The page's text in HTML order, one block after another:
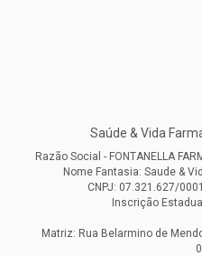
Saúde & Vida
Razão Social - FONTANELLA
Nome Fantasia: Saude &
CNPJ: 07.321.627/
Inscrição
Matriz: Rua Belarmino de